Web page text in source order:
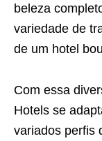
beleza
variedade de
de um hotel
Com essa
Hotels se
variados perfis